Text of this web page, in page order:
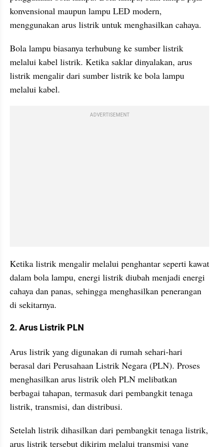
konvensional maupun lampu LED modern,
menggunakan arus listrik untuk menghasilkan cahaya.
Bola lampu biasanya terhubung ke sumber listrik
melalui kabel listrik. Ketika saklar dinyalakan, arus
listrik mengalir dari sumber listrik ke bola lampu
melalui kabel.
ADVERTISEMENT
Ketika listrik mengalir melalui penghantar seperti kawat
dalam bola lampu, energi listrik diubah menjadi energi
cahaya dan panas, sehingga menghasilkan penerangan
di sekitarnya.
2. Arus Listrik PLN
Arus listrik yang digunakan di rumah sehari-hari
berasal dari Perusahaan Listrik Negara (PLN). Proses
menghasilkan arus listrik oleh PLN melibatkan
berbagai tahapan, termasuk dari pembangkit tenaga
listrik, transmisi, dan distribusi.
Setelah listrik dihasilkan dari pembangkit tenaga listrik,
arus listrik tersebut dikirim melalui transmisi yang